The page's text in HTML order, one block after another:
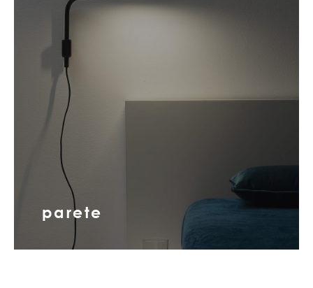
parete